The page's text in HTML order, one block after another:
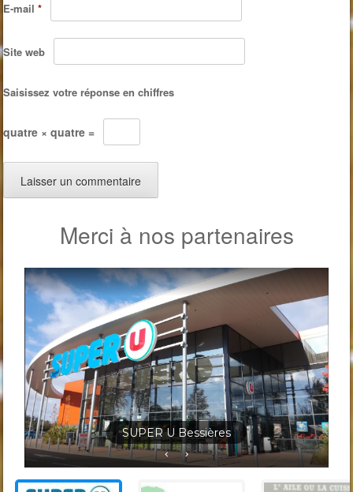
E-mail*
Site web
Saisissez votre réponse en chiffres
quatre × quatre =
Merci à nos partenaires
Jardineris Solignac Bessières